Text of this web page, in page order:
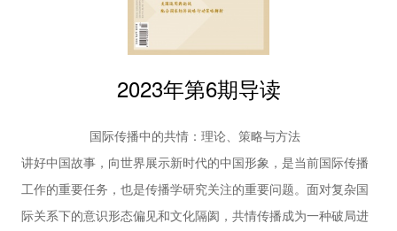
讲述中国故事要坚持“一国一策”“一群一策”，推动构建中国话语
和中国叙事体系，在“敢讲”“能讲”“会讲”的同时，进一步丰富讲好
事要强化问题导向，做好顶层设计，有针对性地进行战略布局和
35 | 面向欧盟精准讲好“一带一路”合作共建故事
38 | 以学术出版助力中国学术“走出去”
41 | 新闻评论短视频助力国际传播的思考与启示
赵满丰
44 | 讲好中国故事的策略创新：
柔性叙事与软性传播
李宇
2023年第6期导读
国际传播中的共情：理论、策略与方法
讲好中国故事，向世界展示新时代的中国形象，是当前国际传播
工作的重要任务，也是传播学研究关注的重要问题。面对复杂国
际关系下的意识形态偏见和文化隔阂，共情传播成为一种破局进